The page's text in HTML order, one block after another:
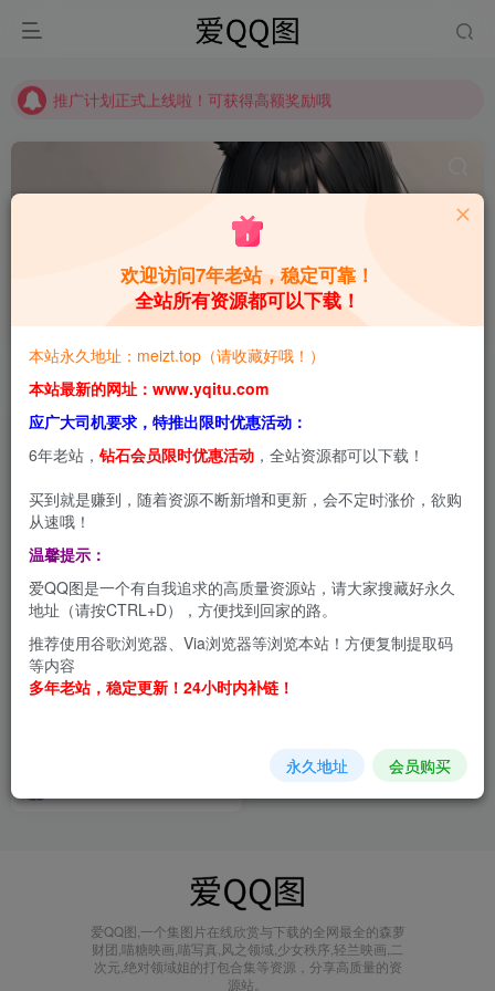
推广计划正式上线啦！可获得高额奖励哦
推广计划正式上线啦！可获得高额奖励哦
走路摇ZLY 共1篇
排序 更新 浏览 点赞 评论
爱QQ图,一个集图片在线欣赏与下载的全网最全的森萝
财团,喵糖映画,喵写真,风之领域,少女秩序,轻兰映画,二
次元,绝对领域姐的打包合集等资源，分享高质量的资
源站。
欢迎访问7年老站，稳定可靠！
全站所有资源都可以下载！
本站永久地址：meizt.top（请收藏好哦！）
本站最新的网址：www.yqitu.com
应广大司机要求，特推出限时优惠活动：
6年老站， 钻石会员限时优惠活动 ，全站资源都可以下载！
买到就是赚到，随着资源不断新增和更新，会不定时涨价，欲购
从速哦！
温馨提示：
爱QQ图是一个有自我追求的高质量资源站，请大家搜藏好永久
地址（请按CTRL+D），方便找到回家的路。
推荐使用谷歌浏览器、Via浏览器等浏览本站！方便复制提取码
等内容
多年老站，稳定更新！24小时内补链！
永久地址 会员购买